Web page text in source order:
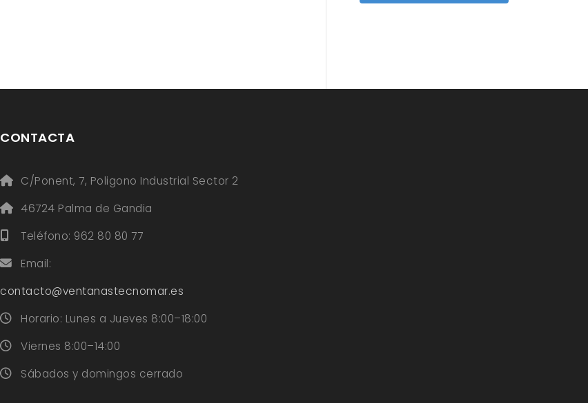
CONTACTA
C/Ponent, 7, Poligono Industrial Sector 2
46724 Palma de Gandia
Teléfono: 962 80 80 77
Email:
contacto@ventanastecnomar.es
Horario: Lunes a Jueves 8:00–18:00
Viernes 8:00–14:00
Sábados y domingos cerrado